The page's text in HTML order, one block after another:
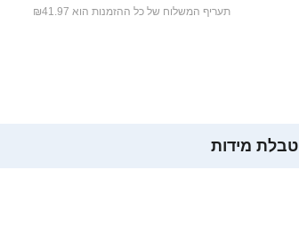
תעריף המשלוח של כל ההזמנות הוא ₪41.97
טבלת מידות